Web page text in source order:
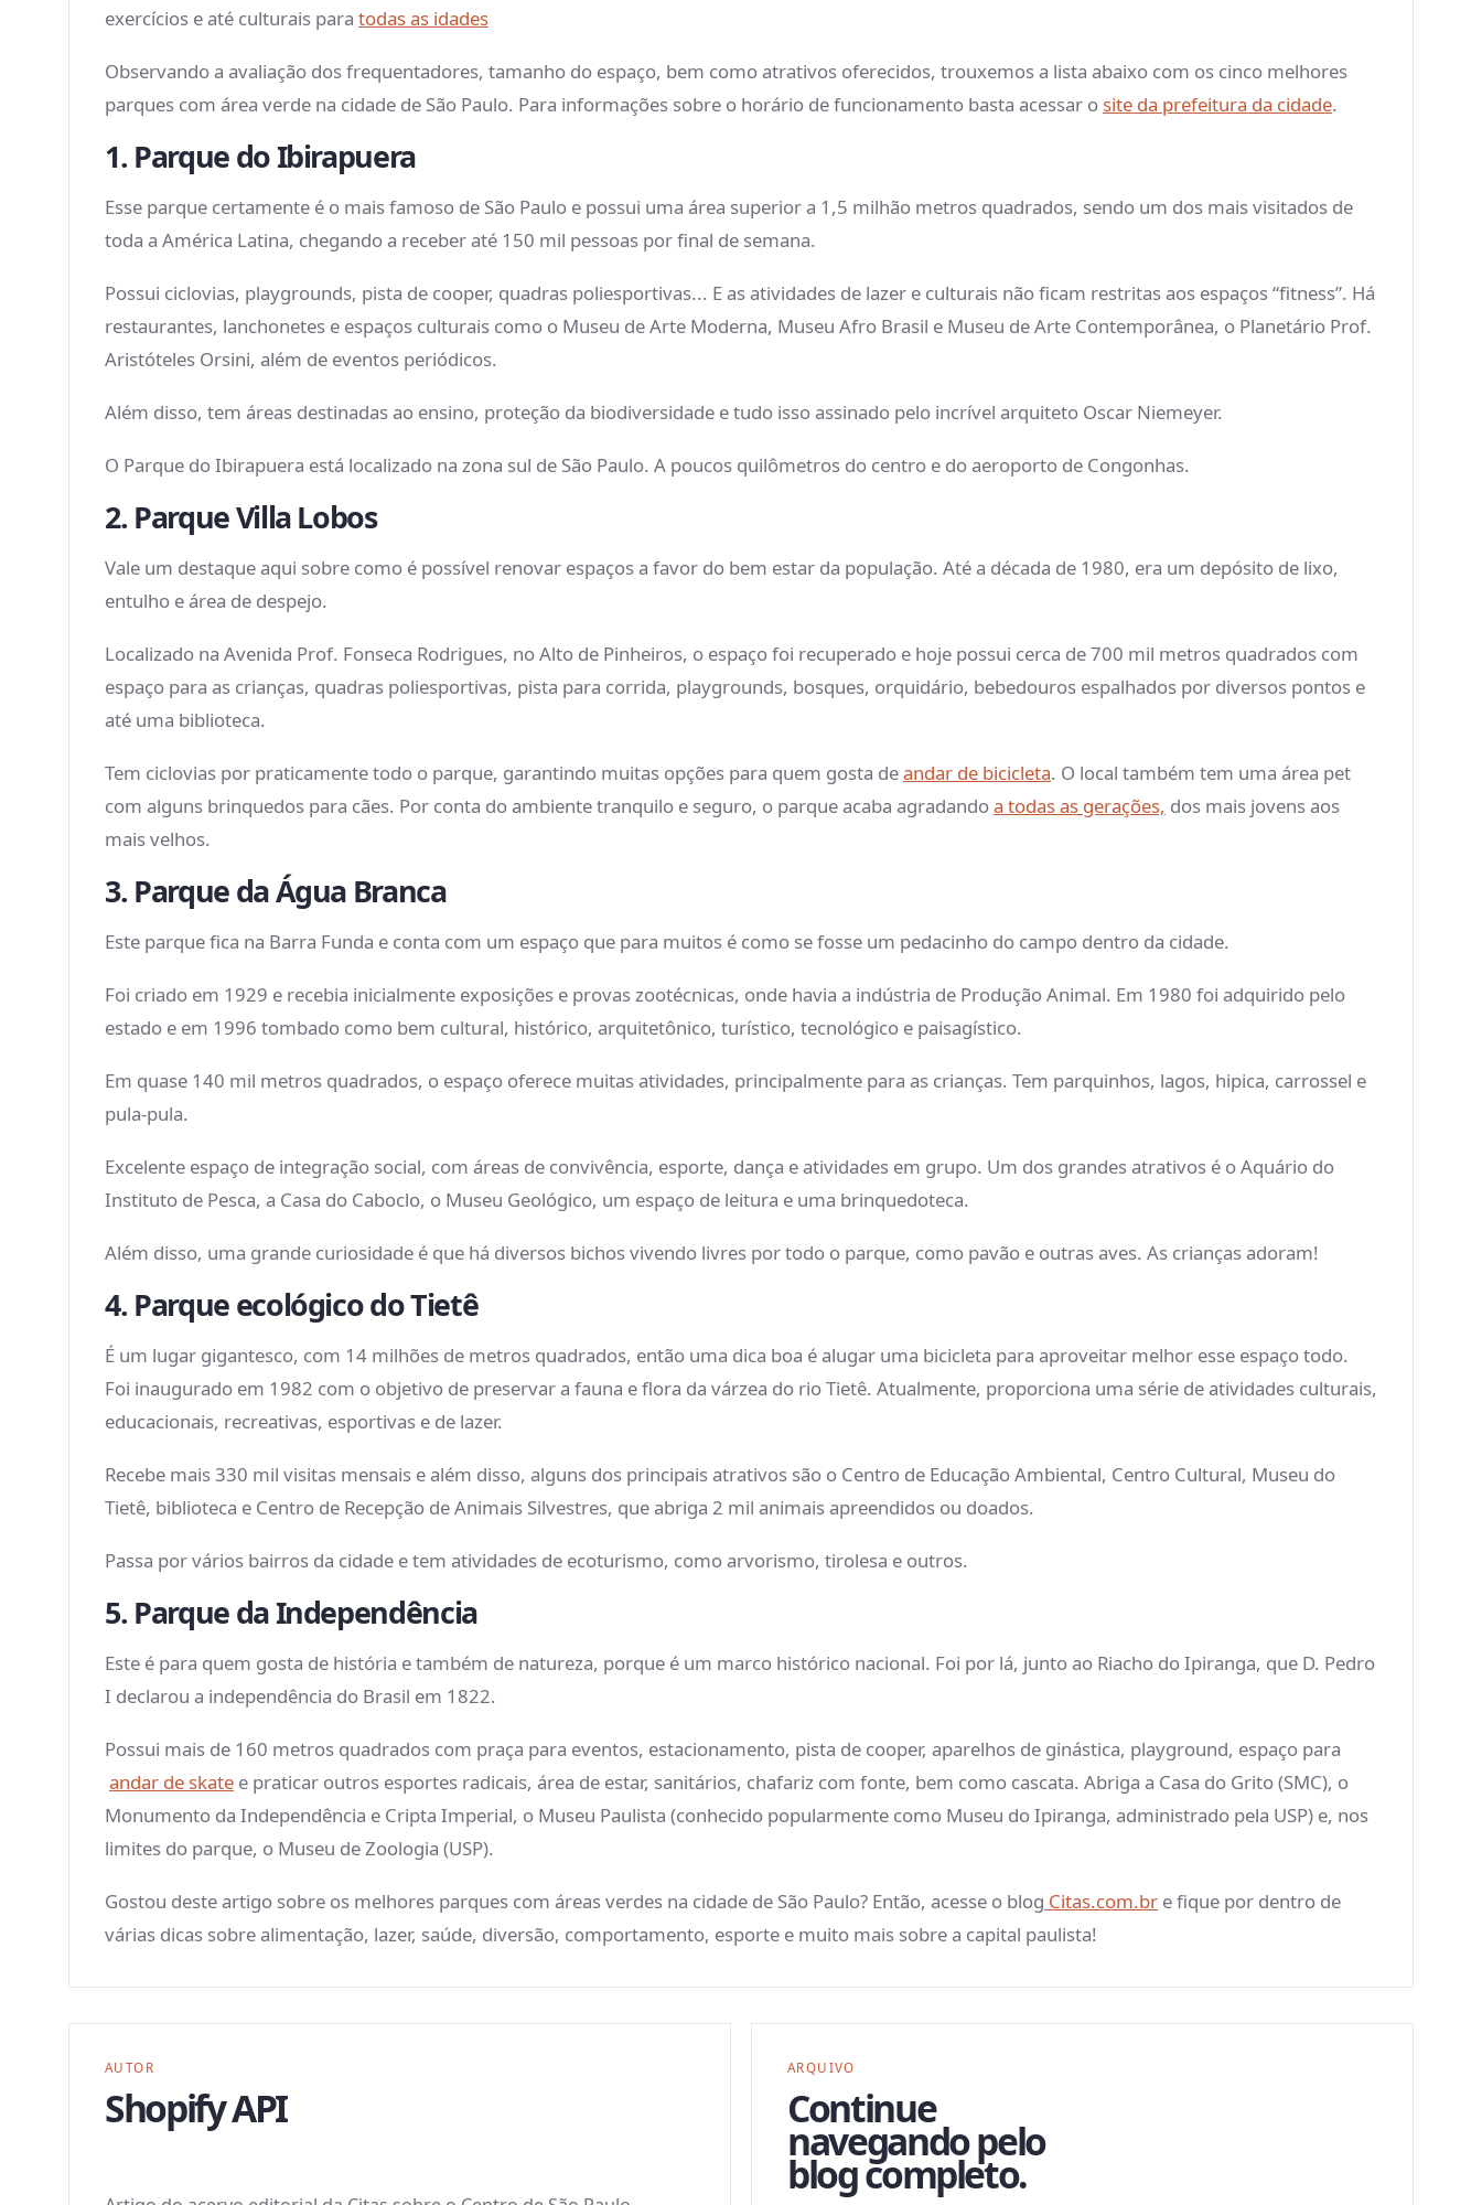
exercícios e até culturais para todas as idades
Observando a avaliação dos frequentadores, tamanho do espaço, bem como atrativos oferecidos, trouxemos a lista abaixo com os cinco melhores
parques com área verde na cidade de São Paulo. Para informações sobre o horário de funcionamento basta acessar o site da prefeitura da cidade.
1. Parque do Ibirapuera
Esse parque certamente é o mais famoso de São Paulo e possui uma área superior a 1,5 milhão metros quadrados, sendo um dos mais visitados de
toda a América Latina, chegando a receber até 150 mil pessoas por final de semana.
Possui ciclovias, playgrounds, pista de cooper, quadras poliesportivas... E as atividades de lazer e culturais não ficam restritas aos espaços “fitness”. Há
restaurantes, lanchonetes e espaços culturais como o Museu de Arte Moderna, Museu Afro Brasil e Museu de Arte Contemporânea, o Planetário Prof.
Aristóteles Orsini, além de eventos periódicos.
Além disso, tem áreas destinadas ao ensino, proteção da biodiversidade e tudo isso assinado pelo incrível arquiteto Oscar Niemeyer.
O Parque do Ibirapuera está localizado na zona sul de São Paulo. A poucos quilômetros do centro e do aeroporto de Congonhas.
2. Parque Villa Lobos
Vale um destaque aqui sobre como é possível renovar espaços a favor do bem estar da população. Até a década de 1980, era um depósito de lixo,
entulho e área de despejo.
Localizado na Avenida Prof. Fonseca Rodrigues, no Alto de Pinheiros, o espaço foi recuperado e hoje possui cerca de 700 mil metros quadrados com
espaço para as crianças, quadras poliesportivas, pista para corrida, playgrounds, bosques, orquidário, bebedouros espalhados por diversos pontos e
até uma biblioteca.
Tem ciclovias por praticamente todo o parque, garantindo muitas opções para quem gosta deandar de bicicleta. O local também tem uma área pet
com alguns brinquedos para cães. Por conta do ambiente tranquilo e seguro, o parque acaba agradandoa todas as gerações, dos mais jovens aos
mais velhos.
3. Parque da Água Branca
Este parque fica na Barra Funda e conta com um espaço que para muitos é como se fosse um pedacinho do campo dentro da cidade.
Foi criado em 1929 e recebia inicialmente exposições e provas zootécnicas, onde havia a indústria de Produção Animal. Em 1980 foi adquirido pelo
estado e em 1996 tombado como bem cultural, histórico, arquitetônico, turístico, tecnológico e paisagístico.
Em quase 140 mil metros quadrados, o espaço oferece muitas atividades, principalmente para as crianças. Tem parquinhos, lagos, hipica, carrossel e
pula-pula.
Excelente espaço de integração social, com áreas de convivência, esporte, dança e atividades em grupo. Um dos grandes atrativos é o Aquário do
Instituto de Pesca, a Casa do Caboclo, o Museu Geológico, um espaço de leitura e uma brinquedoteca.
Além disso, uma grande curiosidade é que há diversos bichos vivendo livres por todo o parque, como pavão e outras aves. As crianças adoram!
4. Parque ecológico do Tietê
É um lugar gigantesco, com 14 milhões de metros quadrados, então uma dica boa é alugar uma bicicleta para aproveitar melhor esse espaço todo.
Foi inaugurado em 1982 com o objetivo de preservar a fauna e flora da várzea do rio Tietê. Atualmente, proporciona uma série de atividades culturais,
educacionais, recreativas, esportivas e de lazer.
Recebe mais 330 mil visitas mensais e além disso, alguns dos principais atrativos são o Centro de Educação Ambiental, Centro Cultural, Museu do
Tietê, biblioteca e Centro de Recepção de Animais Silvestres, que abriga 2 mil animais apreendidos ou doados.
Passa por vários bairros da cidade e tem atividades de ecoturismo, como arvorismo, tirolesa e outros.
5. Parque da Independência
Este é para quem gosta de história e também de natureza, porque é um marco histórico nacional. Foi por lá, junto ao Riacho do Ipiranga, que D. Pedro
I declarou a independência do Brasil em 1822.
Possui mais de 160 metros quadrados com praça para eventos, estacionamento, pista de cooper, aparelhos de ginástica, playground, espaço para
andar de skate e praticar outros esportes radicais, área de estar, sanitários, chafariz com fonte, bem como cascata. Abriga a Casa do Grito (SMC), o
Monumento da Independência e Cripta Imperial, o Museu Paulista (conhecido popularmente como Museu do Ipiranga, administrado pela USP) e, nos
limites do parque, o Museu de Zoologia (USP).
Gostou deste artigo sobre os melhores parques com áreas verdes na cidade de São Paulo? Então, acesse o blog Citas.com.br e fique por dentro de
várias dicas sobre alimentação, lazer, saúde, diversão, comportamento, esporte e muito mais sobre a capital paulista!
AUTOR
Shopify API
ARQUIVO
Continue
navegando pelo
blog completo.